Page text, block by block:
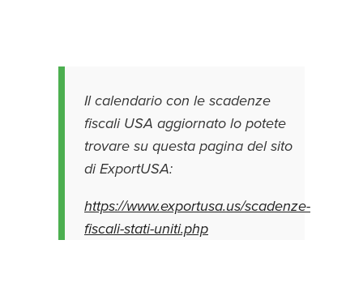
ExportUSA ottiene la
licenza per richiedere
gli ITIN
Ricerca Distributori di
Macchinari Industriali
Branding e
Comunicazione
Il calendario con le scadenze
fiscali USA aggiornato lo potete
trovare su questa pagina del sito
di ExportUSA:
https://www.exportusa.us/scadenze-
fiscali-stati-uniti.php